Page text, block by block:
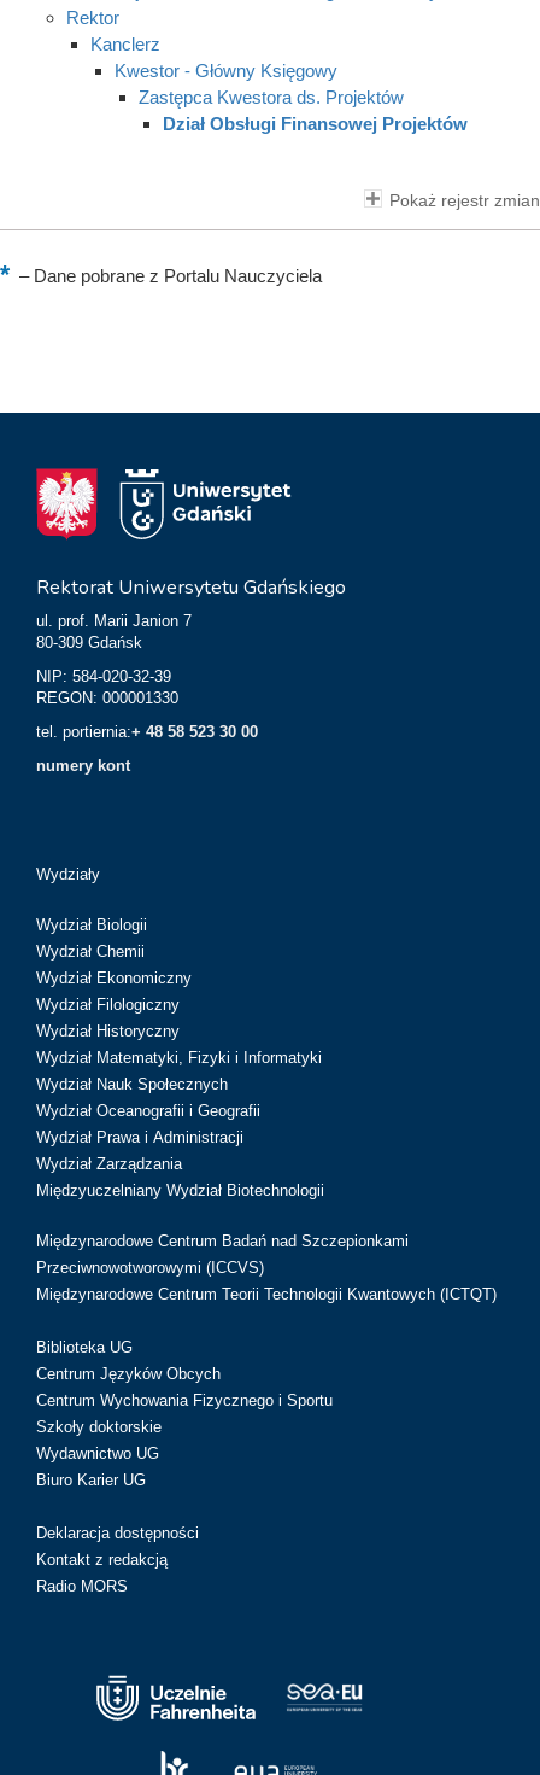
Rektor
Kanclerz
Kwestor - Główny Księgowy
Zastępca Kwestora ds. Projektów
Dział Obsługi Finansowej Projektów
Pokaż rejestr zmian
–Dane pobrane z Portalu Nauczyciela
Rektorat Uniwersytetu Gdańskiego
ul. prof. Marii Janion 7
80-309 Gdańsk
NIP: 584-020-32-39
REGON: 000001330
tel. portiernia:+ 48 58 523 30 00
numery kont
Wydziały
Wydział Biologii
Wydział Chemii
Wydział Ekonomiczny
Wydział Filologiczny
Wydział Historyczny
Wydział Matematyki, Fizyki i Informatyki
Wydział Nauk Społecznych
Wydział Oceanografii i Geografii
Wydział Prawa i Administracji
Wydział Zarządzania
Międzyuczelniany Wydział Biotechnologii
Międzynarodowe Centrum Badań nad Szczepionkami
Przeciwnowotworowymi (ICCVS)
Międzynarodowe Centrum Teorii Technologii Kwantowych (ICTQT)
Biblioteka UG
Centrum Języków Obcych
Centrum Wychowania Fizycznego i Sportu
Szkoły doktorskie
Wydawnictwo UG
Biuro Karier UG
Deklaracja dostępności
Kontakt z redakcją
Radio MORS